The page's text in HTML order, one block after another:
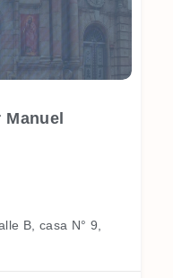
B, casa N° 9,